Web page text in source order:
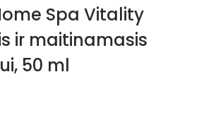
Spa Vitality
ir maitinamasis
50 ml